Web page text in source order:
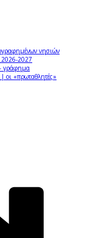
νησιών
2026-2027
γράφημα
| οι «πρωταθλητές»